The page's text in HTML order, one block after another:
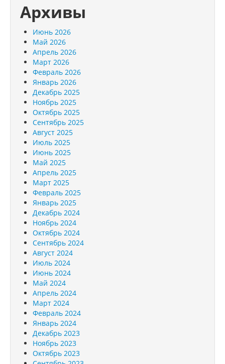
Архивы
Июнь 2026
Май 2026
Апрель 2026
Март 2026
Февраль 2026
Январь 2026
Декабрь 2025
Ноябрь 2025
Октябрь 2025
Сентябрь 2025
Август 2025
Июль 2025
Июнь 2025
Май 2025
Апрель 2025
Март 2025
Февраль 2025
Январь 2025
Декабрь 2024
Ноябрь 2024
Октябрь 2024
Сентябрь 2024
Август 2024
Июль 2024
Июнь 2024
Май 2024
Апрель 2024
Март 2024
Февраль 2024
Январь 2024
Декабрь 2023
Ноябрь 2023
Октябрь 2023